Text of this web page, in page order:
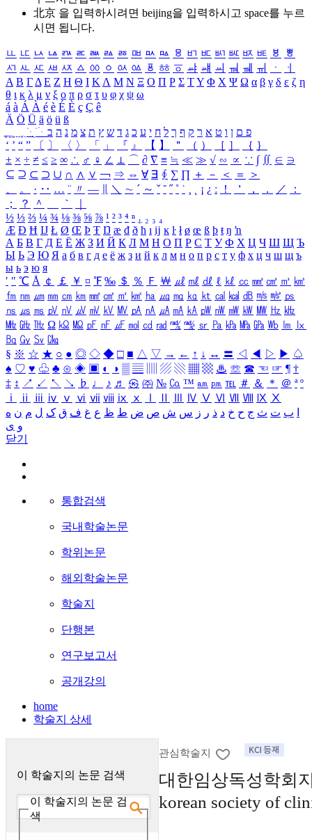
北京 을 입력하시려면 beijing을 입력하시고 space를 누르
시면 됩니다.
ㅥ ㅦ ㅧ ㅨ ㅩ ㅪ ㅫ ㅬ ㅭ ㅮ ㅯ ㅰ ㅱ ㅲ ㅳ ㅴ ㅵ ㅶ ㅷ ㅸ
ㅹ
ㅺ ㅻ ㅼ ㅽ ㅾ ㅿ ㆀ ㆁ ㆂ ㆃ ㆄ ㆅ ㆆ ㆇ ㆈ ㆉ ㆊ ㆋ ㆌ ㆍ
ㆎ
Α Β ΓΔ Ε Ζ Η Θ Ι ΚΛ Μ Ν Ξ Ο Π Ρ Σ ΤΥ Φ Χ Ψ Ω α β γ δ ε ζ η
θ ι κ λ μ ν ξ ο π ρ σ τ υ φ χ ψ ω
á à Á À é è É È ç Ç ê
Ä Ö Ü ä ö ü ß
ִֶֹ ֻּ ׁׂ פ ם ן ו ט א ר ק ף ך ל ח י ע כ ג ד ש ץ ת צ מ נ ה ב
‘ ’ “ ” 〔 〕 〈 〉 「 」 『 』 【 】 ＂ （ ） ［ ］ ｛ ｝
± × ÷ ≠ ≤ ≥ ∞ ∴ ♂ ♀ ∠ ⊥ ⌒ ∂ ∇ ≡ ≒ ≪ ≫ √ ∽ ∝ ∵ ∫ ∬ ∈ ∋
⊆ ⊇ ⊂ ⊃ ∪ ∩ ∧ ∨ ￢ ⇒ ⇔ ∀ ∃ ∮ ∑ ∏ ＋ － ＜ ＝
＞
、
。 · ‥ … ¨ 〃 ― ＼ ∼ ´ ～ ˇ ˘ ˝ ˚ ˙ ¸ ¡ ¿ ː ！ ＇ ， ． ／
：
；
？ ＾ ｀
½ ⅓ ⅔ ¼ ¾ ⅛ ⅜ ⅝ ⅞ ¹ ² ³ ⁴ ⁿ ₁ ₂ ₃ ₄
Æ Ð Ħ Ĳ Ł Ø Œ Þ Ŧ Ŋ æ đ ð ħ ı ĳ ĸ ŀ ł ø œ ß þ ŧ ŋ ŉ
А Б В Г Д Е Ё Ж З И Й К Л М Н О П Р С Т У Ф Х Ц Ч Ш Щ Ъ
Ы Ь Э Ю Я а б в г д е ё ж з и й к л м н о п р с т у ф х ц ч ш щ ъ
ы ь э ю я
′ ″ ℃ Å ￠ ￡ ￥ ¤ ℉ ‰ ＄ ％ Ｆ ￦ ㎕ ㎖ ㎗ ℓ ㎘ ㏄ ㎣ ㎤ ㎥ ㎦
㎙ ㎚ ㎛ ㎜ ㎝ ㎞ ㎟ ㎠ ㎡ ㎢ ㏊ ㎍ ㎎ ㎏ ㏏ ㎈ ㎉ ㏈ ㎧ ㎨ ㎰
㎱ ㎲ ㎳ ㎴ ㎵ ㎶ ㎷ ㎸ ㎹ ㎀ ㎁ ㎂ ㎃ ㎄ ㎺ ㎻ ㎽ ㎾ ㎿ ㎐ ㎑
㎒ ㎓ ㎔ Ω ㏀ ㏁ ㎊ ㎋ ㎌ ㏖ ㏅ ㎭ ㎮ ㎯ ㏛ ㎩ ㎪ ㎫ ㎬ ㏝ ㏐
㏓
㏃ ㏉ ㏜ ㏆
§ ※ ☆ ★ ○ ● ◎ ◇ ◆ □ ■ △ ▽ → ← ↑ ↓ ↔ 〓 ◁ ◀ ▷ ▶ ♤
♠ ♡ ♥ ♧ ♣ ⊙ ◈ ▣ ◐ ◑ ▒ ▤ ▨ ▧ ▦ ▩ ♨ ☏ ☎ ☜ ☞ ¶ †
‡ ↕ ↗ ↙ ↖ ↘ ♭ ♩ ♪ ♬ ㉿ ㈜ № ㏇ ™ ㏂ ㏘ ℡ ＃ ＆ ＊ ＠ ª º
ⅰ
ⅱ ⅲ ⅳ ⅴ ⅵ ⅶ ⅷ ⅸ ⅹ Ⅳ Ⅴ Ⅵ Ⅶ Ⅷ Ⅸ Ⅹ
ب ت ث ج ح خ د ذ ر ز س ش ص ض ط ظ ع غ ف ق ک ل م ن ه
و ی
닫기
통합검색
국내학술논문
학위논문
해외학술논문
학술지
단행본
연구보고서
공개강의
home
학술지 상세
이 학술지의 논문 검색
이 학술지의 논문 검
색
관심학술지
대한임상독성학회
korean society of